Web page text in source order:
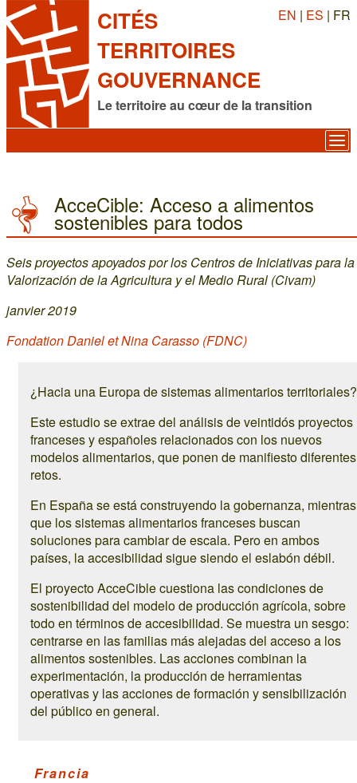
CITÉS
TERRITOIRES
GOUVERNANCE
Le territoire au cœur de la transition
EN | ES | FR
AcceCible: Acceso a alimentos
sostenibles para todos
Seis proyectos apoyados por los Centros de Iniciativas para la
Valorización de la Agricultura y el Medio Rural (Civam)
janvier 2019
Fondation Daniel et Nina Carasso (FDNC)
¿Hacia una Europa de sistemas alimentarios territoriales?
Este estudio se extrae del análisis de veintidós proyectos
franceses y españoles relacionados con los nuevos
modelos alimentarios, que ponen de manifiesto diferentes
retos.
En España se está construyendo la gobernanza, mientras
que los sistemas alimentarios franceses buscan
soluciones para cambiar de escala. Pero en ambos
países, la accesibilidad sigue siendo el eslabón débil.
El proyecto AcceCible cuestiona las condiciones de
sostenibilidad del modelo de producción agrícola, sobre
todo en términos de accesibilidad. Se muestra un sesgo:
centrarse en las familias más alejadas del acceso a los
alimentos sostenibles. Las acciones combinan la
experimentación, la producción de herramientas
operativas y las acciones de formación y sensibilización
del público en general.
Francia